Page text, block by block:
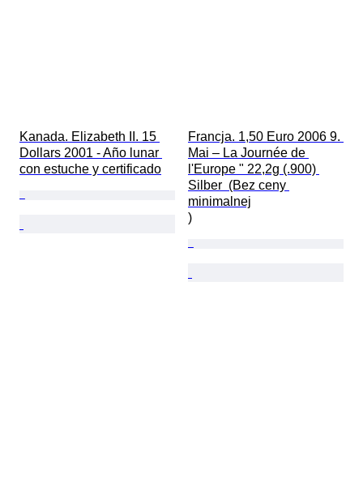
Kanada. Elizabeth II. 15
Dollars 2001 - Año lunar
con estuche y certificado
Francja. 1,50 Euro 2006 9.
Mai – La Journée de
l'Europe " 22,2g (.900)
Silber  (Bez ceny
minimalnej
)